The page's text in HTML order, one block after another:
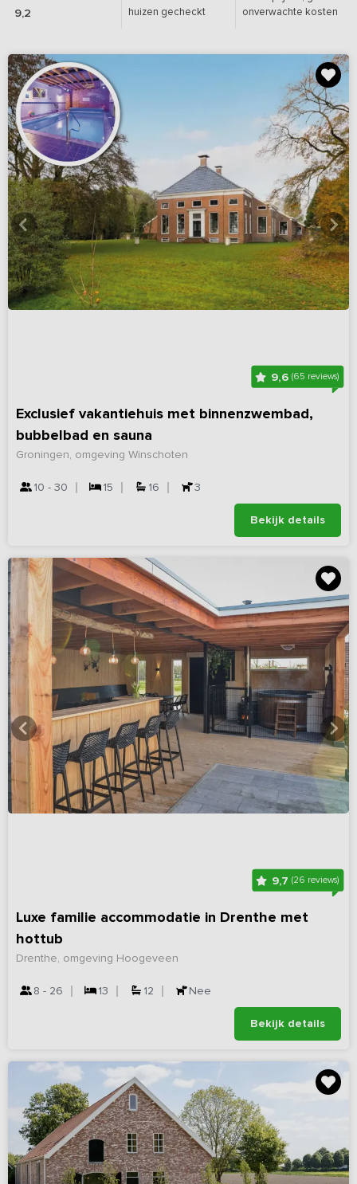
9,2
huizen gecheckt
onverwachte kosten
9,6 (65 reviews)
Exclusief vakantiehuis met binnenzwembad,
bubbelbad en sauna
Groningen, omgeving Winschoten
10 - 30 15 16 3
Bekijk details
9,7 (26 reviews)
Luxe familie accommodatie in Drenthe met
hottub
Drenthe, omgeving Hoogeveen
8 - 26 13 12 Nee
Bekijk details